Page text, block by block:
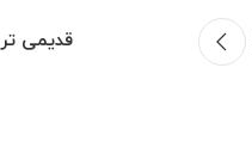
قدیمی تر